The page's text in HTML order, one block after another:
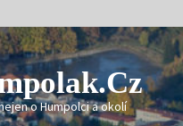
o Humpolci a okolí